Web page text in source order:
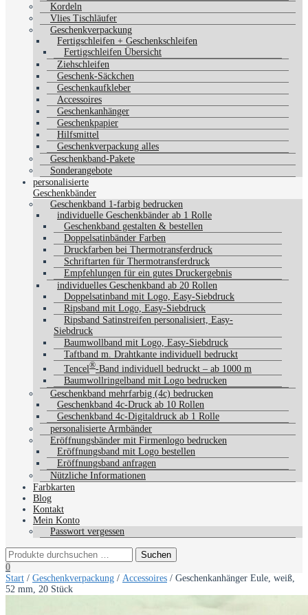
Kordeln
Vlies Tischläufer
Geschenkverpackung
Fertigschleifen + Geschenkschleifen
Fertigschleifen Übersicht
Ziehschleifen
Geschenk-Säckchen
Geschenkaufkleber
Accessoires
Geschenkanhänger
Geschenkpapier
Hilfsmittel
Geschenkverpackung alles
Geschenkband-Pakete
Sonderangebote
personalisierte
Geschenkbänder
Geschenkband 1-farbig bedrucken
individuelle Geschenkbänder ab 1 Rolle
Geschenkband gestalten & bestellen
Doppelsatinbänder Farben
Druckfarben bei Thermotransferdruck
Schriftarten für Thermotransferdruck
Empfehlungen für ein gutes Druckergebnis
individuelles Geschenkband ab 20 Rollen
Doppelsatinband mit Logo, Easy-Siebdruck
Ripsband mit Logo, Easy-Siebdruck
Ripsband Satinstreifen personalisiert, Easy-
Siebdruck
Baumwollband mit Logo, Easy-Siebdruck
Taftband m. Drahtkante individuell bedruckt
Tencel®-Band individuell bedruckt – ab 1000 m
Baumwollringelband mit Logo bedrucken
Geschenkband mehrfarbig (4c) bedrucken
Geschenkband 4c-Druck ab 10 Rollen
Geschenkband 4c-Digitaldruck ab 1 Rolle
personalisierte Armbänder
Eröffnungsbänder mit Firmenlogo bedrucken
Eröffnungsband mit Logo bestellen
Eröffnungsband anfragen
Nützliche Informationen
Farbkarten
Blog
Kontakt
Mein Konto
Passwort vergessen
0
Start / Geschenkverpackung / Accessoires / Geschenkanhänger Eule, weiß,
52 mm, 20 Stück